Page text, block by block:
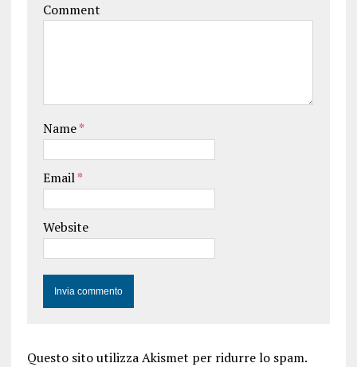
Comment
Name*
Email*
Website
Questo sito utilizza Akismet per ridurre lo spam.